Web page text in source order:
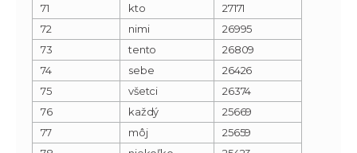
71
kto
27171
72
nimi
26995
73
tento
26809
74
sebe
26426
75
všetci
26374
76
každý
25669
77
môj
25659